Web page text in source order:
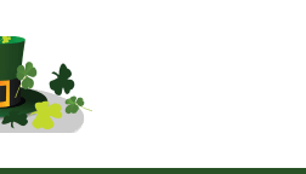
Притча о пчеле и мухе: